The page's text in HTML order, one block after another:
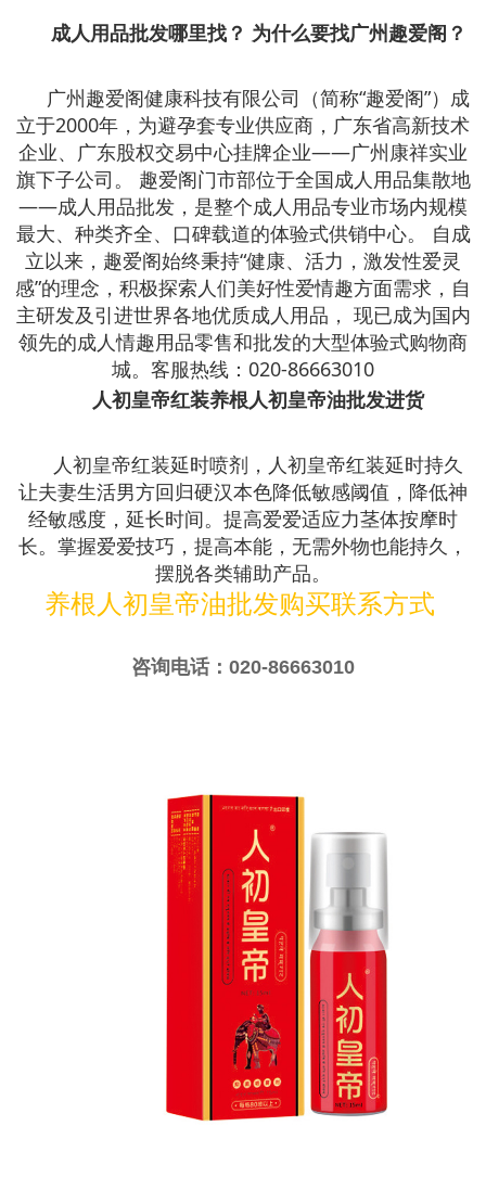
成人用品批发哪里找？ 为什么要找广州趣爱阁？
广州趣爱阁健康科技有限公司（简称“趣爱阁”）成
立于2000年，为避孕套专业供应商，广东省高新技术
企业、广东股权交易中心挂牌企业——广州康祥实业
旗下子公司。 趣爱阁门市部位于全国成人用品集散地
——成人用品批发，是整个成人用品专业市场内规模
最大、种类齐全、口碑载道的体验式供销中心。 自成
立以来，趣爱阁始终秉持“健康、活力，激发性爱灵
感”的理念，积极探索人们美好性爱情趣方面需求，自
主研发及引进世界各地优质成人用品， 现已成为国内
领先的成人情趣用品零售和批发的大型体验式购物商
城。客服热线：020-86663010
人初皇帝红装养根人初皇帝油批发进货
人初皇帝红装延时喷剂，人初皇帝红装延时持久
让夫妻生活男方回归硬汉本色降低敏感阈值，降低神
经敏感度，延长时间。提高爱爱适应力茎体按摩时
长。掌握爱爱技巧，提高本能，无需外物也能持久，
摆脱各类辅助产品。
养根人初皇帝油批发购买联系方式
咨询电话：020-86663010